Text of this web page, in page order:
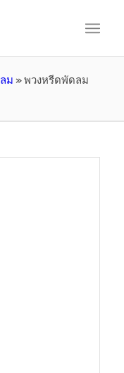
ม»พวงหรีดพัดลม